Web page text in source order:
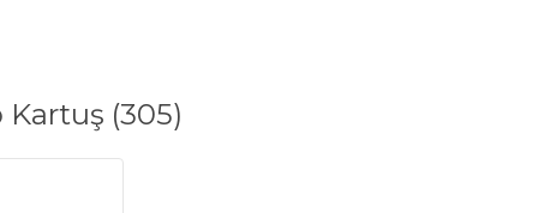
Kartuş (305)